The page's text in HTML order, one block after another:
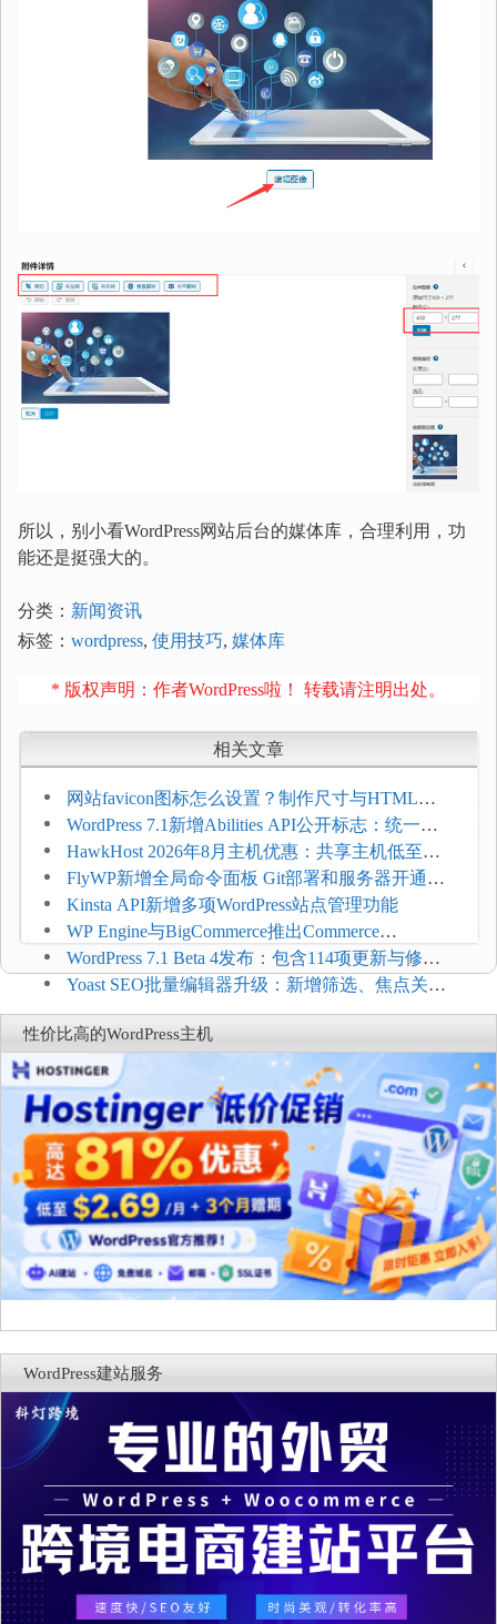
所以，别小看WordPress网站后台的媒体库，合理利用，功
能还是挺强大的。
分类： 新闻资讯
标签： wordpress, 使用技巧, 媒体库
* 版权声明：作者WordPress啦！ 转载请注明出处。
相关文章
网站favicon图标怎么设置？制作尺寸与HTML添
加方法
WordPress 7.1新增Abilities API公开标志：统一支
持REST API、MCP与AI代理
HawkHost 2026年8月主机优惠：共享主机低至
$2.61/月，高性能主机同步折扣
FlyWP新增全局命令面板 Git部署和服务器开通更
方便
Kinsta API新增多项WordPress站点管理功能
WP Engine与BigCommerce推出Commerce
Connect：WordPress商店可保留前台体验并扩展电
商能力
WordPress 7.1 Beta 4发布：包含114项更新与修
复，仅建议在测试环境体验
Yoast SEO批量编辑器升级：新增筛选、焦点关键
词与AI元数据草稿
性价比高的WordPress主机
WordPress建站服务